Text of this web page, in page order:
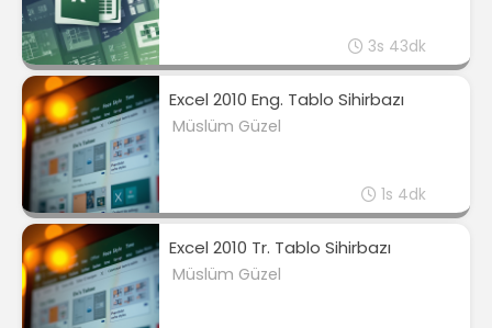
3s 43dk
Excel 2010 Eng. Tablo Sihirbazı
Müslüm Güzel
1s 4dk
Excel 2010 Tr. Tablo Sihirbazı
Müslüm Güzel